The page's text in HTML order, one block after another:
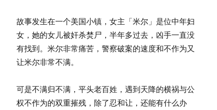
故事发生在一个美国小镇，女主「米尔」是位中年妇
女，她的女儿被奸杀焚尸，半年多过去，凶手一直没
有找到。米尔非常痛苦，警察破案的速度和不作为又
让米尔非常不满。
可是不满归不满，平头老百姓，遇到天降的横祸与公
权不作为的双重摧残，除了忍和让，还能有什么办